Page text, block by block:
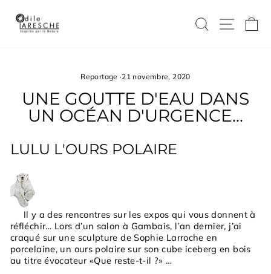
contenu
Reportage ·21 novembre, 2020
UNE GOUTTE D'EAU DANS
UN OCÉAN D'URGENCE...
LULU L'OURS POLAIRE
Il y a des rencontres sur les expos qui vous donnent à
réfléchir… Lors d’un salon à Gambais, l’an dernier, j’ai
craqué sur une sculpture de Sophie Larroche en
porcelaine, un ours polaire sur son cube iceberg en bois
au titre évocateur «Que reste-t-il ?» …